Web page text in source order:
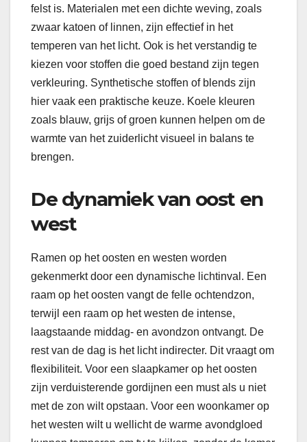
felst is. Materialen met een dichte weving, zoals
zwaar katoen of linnen, zijn effectief in het
temperen van het licht. Ook is het verstandig te
kiezen voor stoffen die goed bestand zijn tegen
verkleuring. Synthetische stoffen of blends zijn
hier vaak een praktische keuze. Koele kleuren
zoals blauw, grijs of groen kunnen helpen om de
warmte van het zuiderlicht visueel in balans te
brengen.
De dynamiek van oost en
west
Ramen op het oosten en westen worden
gekenmerkt door een dynamische lichtinval. Een
raam op het oosten vangt de felle ochtendzon,
terwijl een raam op het westen de intense,
laagstaande middag- en avondzon ontvangt. De
rest van de dag is het licht indirecter. Dit vraagt om
flexibiliteit. Voor een slaapkamer op het oosten
zijn verduisterende gordijnen een must als u niet
met de zon wilt opstaan. Voor een woonkamer op
het westen wilt u wellicht de warme avondgloed